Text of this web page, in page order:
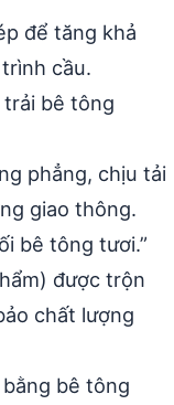
để tăng khả
cầu.
bê tông
phẳng, chịu tải
giao thông.
bê tông tươi.”
được trộn
chất lượng
bê tông